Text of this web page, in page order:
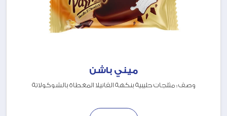
ميني باشن
وصف : مثلجات حليبية بنكهة الفانيلا المغطاة بالشوكولاتة